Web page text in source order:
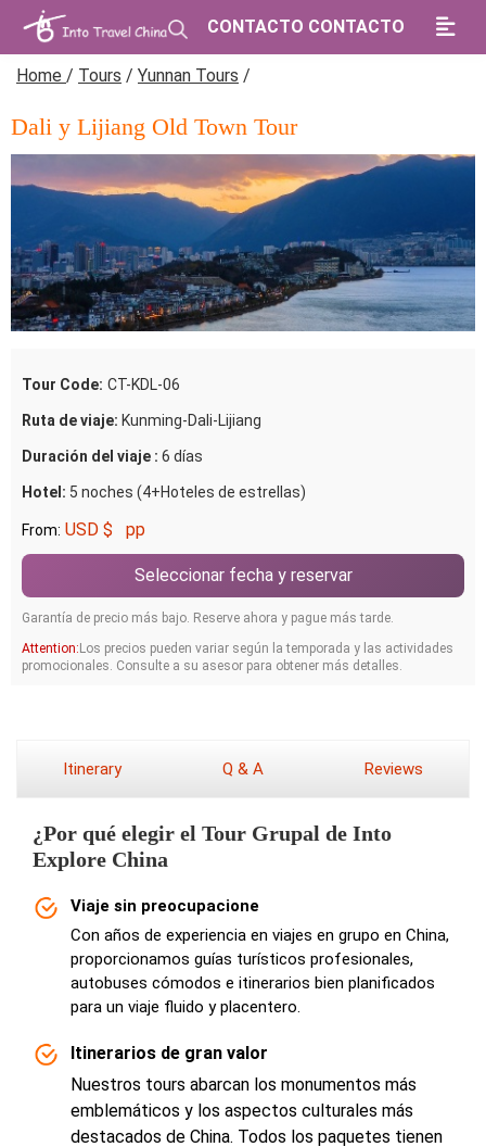
CONTACTO CONTACTO
Home / Tours / Yunnan Tours /
Dali y Lijiang Old Town Tour
Tour Code: CT-KDL-06
Ruta de viaje: Kunming-Dali-Lijiang
Duración del viaje : 6 días
Hotel: 5 noches (4+Hoteles de estrellas)
From: USD $ pp
Seleccionar fecha y reservar
Garantía de precio más bajo. Reserve ahora y pague más tarde.
Attention:Los precios pueden variar según la temporada y las actividades
promocionales. Consulte a su asesor para obtener más detalles.
Itinerary Q & A Reviews
¿Por qué elegir el Tour Grupal de Into
Explore China
Viaje sin preocupacione
Con años de experiencia en viajes en grupo en China,
proporcionamos guías turísticos profesionales,
autobuses cómodos e itinerarios bien planificados
para un viaje fluido y placentero.
Itinerarios de gran valor
Nuestros tours abarcan los monumentos más
emblemáticos y los aspectos culturales más
destacados de China. Todos los paquetes tienen